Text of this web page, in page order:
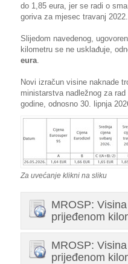
do 1,85 eura, jer se radi o
goriva za mjesec travanj 2022.
Slijedom navedenog,
kilometru se ne usklađuje,
eura.
Novi izračun visine naknade
ministarstva nadležnog za
godine, odnosno 30. lipnja
Za uvećanje klikni na sliku
MROSP:
prijeđenom
MROSP:
prijeđenom